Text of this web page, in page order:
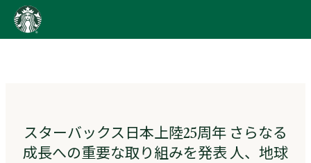
content
Go
スターバックス日本上陸25周年 さらなる
成長への重要な取り組みを発表 人、地球